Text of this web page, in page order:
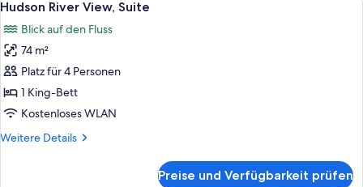
Fotos
für
Hudson
River
View,
Suite
10
Hudson River View, Suite
Blick auf den Fluss
74 m²
Platz für 4 Personen
1 King-Bett
Kostenloses WLAN
Weitere Details
Weitere
Preise und Verfügbarkeit prüfen